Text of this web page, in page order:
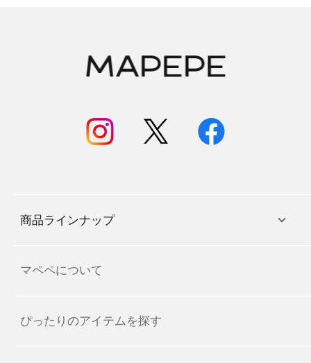
商品ラインナップ
マペペについて
ぴったりのアイテムを探す